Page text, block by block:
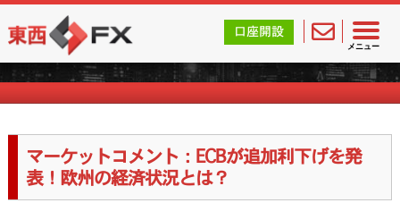
メニュー
東西FX｜海外FX会社（ブローカー）の無料口座開設サポ
口座開設
マーケットコメント一覧
マーケットコメント：ECBが追加利下げを発
表！欧州の経済状況とは？